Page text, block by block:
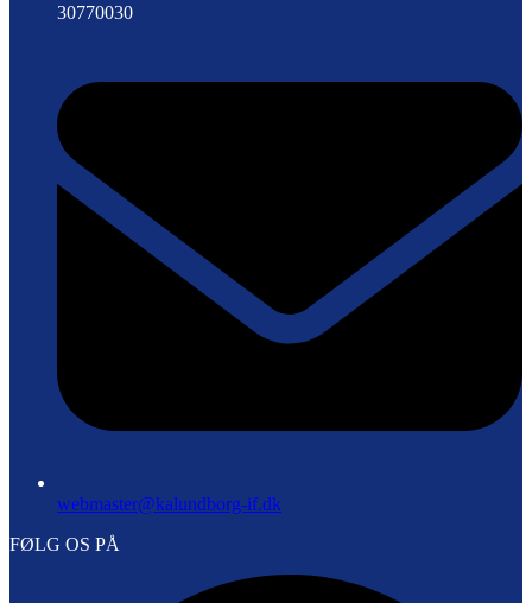
30770030
webmaster@kalundborg-if.dk
FØLG OS PÅ